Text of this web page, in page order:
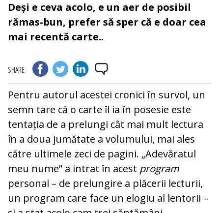
Deși e ceva acolo, e un aer de posibil
rămas-bun, prefer să sper că e doar cea
mai recentă carte..
SHARE
Pentru autorul acestei cronici în survol, un
semn tare că o carte îl ia în posesie este
tentația de a prelungi cât mai mult lectura
în a doua jumătate a volumului, mai ales
către ultimele zeci de pagini. „Adevăratul
meu nume” a intrat în acest program
personal – de prelungire a plăcerii lecturii,
un program care face un elogiu al lentorii –